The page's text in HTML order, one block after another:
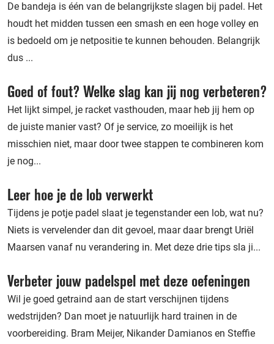
De bandeja is één van de belangrijkste slagen bij padel. Het
houdt het midden tussen een smash en een hoge volley en
is bedoeld om je netpositie te kunnen behouden. Belangrijk
dus ...
Goed of fout? Welke slag kan jij nog verbeteren?
Het lijkt simpel, je racket vasthouden, maar heb jij hem op
de juiste manier vast? Of je service, zo moeilijk is het
misschien niet, maar door twee stappen te combineren kom
je nog...
Leer hoe je de lob verwerkt
Tijdens je potje padel slaat je tegenstander een lob, wat nu?
Niets is vervelender dan dit gevoel, maar daar brengt Uriël
Maarsen vanaf nu verandering in. Met deze drie tips sla ji...
Verbeter jouw padelspel met deze oefeningen
Wil je goed getraind aan de start verschijnen tijdens
wedstrijden? Dan moet je natuurlijk hard trainen in de
voorbereiding. Bram Meijer, Nikander Damianos en Steffie